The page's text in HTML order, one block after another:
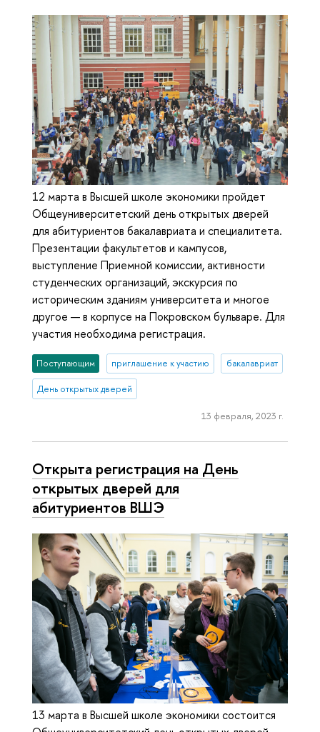
12 марта в Высшей школе экономики пройдет
Общеуниверситетский день открытых дверей
для абитуриентов бакалавриата и специалитета.
Презентации факультетов и кампусов,
выступление Приемной комиссии, активности
студенческих организаций, экскурсия по
историческим зданиям университета и многое
другое — в корпусе на Покровском бульваре. Для
участия необходима регистрация.
Поступающим приглашение к участию бакалавриат
День открытых дверей
13 февраля, 2023 г.
Открыта регистрация на День
открытых дверей для
абитуриентов ВШЭ
13 марта в Высшей школе экономики состоится